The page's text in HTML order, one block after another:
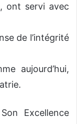
ont servi avec
de l’intégrité
aujourd’hui,
Excellence